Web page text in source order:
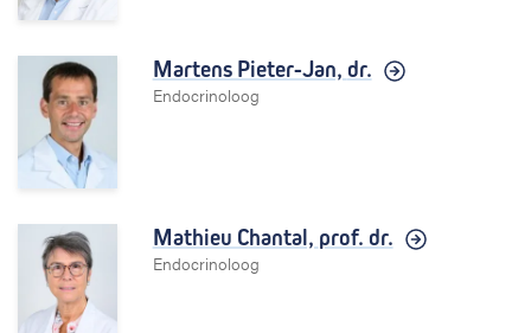
Martens Pieter-Jan, dr.
Endocrinoloog
Mathieu Chantal, prof. dr.
Endocrinoloog